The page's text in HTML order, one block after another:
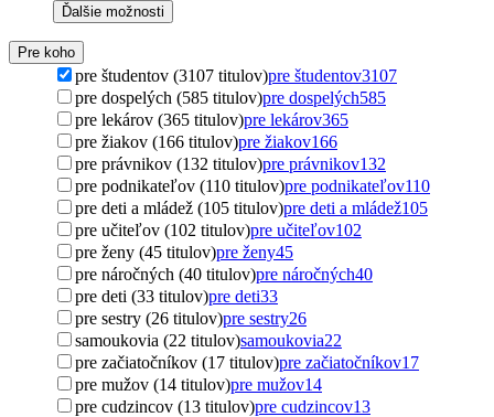
Ďalšie možnosti
Pre koho
pre študentov (3107 titulov)pre študentov3107
pre dospelých (585 titulov)pre dospelých585
pre lekárov (365 titulov)pre lekárov365
pre žiakov (166 titulov)pre žiakov166
pre právnikov (132 titulov)pre právnikov132
pre podnikateľov (110 titulov)pre podnikateľov110
pre deti a mládež (105 titulov)pre deti a mládež105
pre učiteľov (102 titulov)pre učiteľov102
pre ženy (45 titulov)pre ženy45
pre náročných (40 titulov)pre náročných40
pre deti (33 titulov)pre deti33
pre sestry (26 titulov)pre sestry26
samoukovia (22 titulov)samoukovia22
pre začiatočníkov (17 titulov)pre začiatočníkov17
pre mužov (14 titulov)pre mužov14
pre cudzincov (13 titulov)pre cudzincov13